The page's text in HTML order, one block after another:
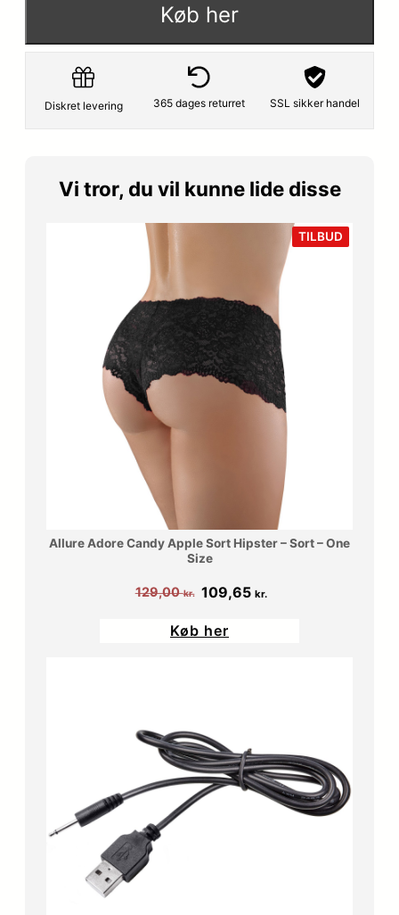
Køb her
Diskret levering 365 dages returret SSL sikker handel
Vi tror, du vil kunne lide disse
TILBUD
PÅ
Allure Adore Candy Apple Sort Hipster – Sort – One
Size
129,00kr.
Den
pris
109,65 kr.
Køb her